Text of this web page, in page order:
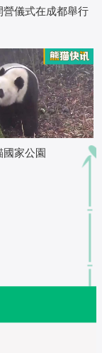
營儀式在成都舉行
國家公園